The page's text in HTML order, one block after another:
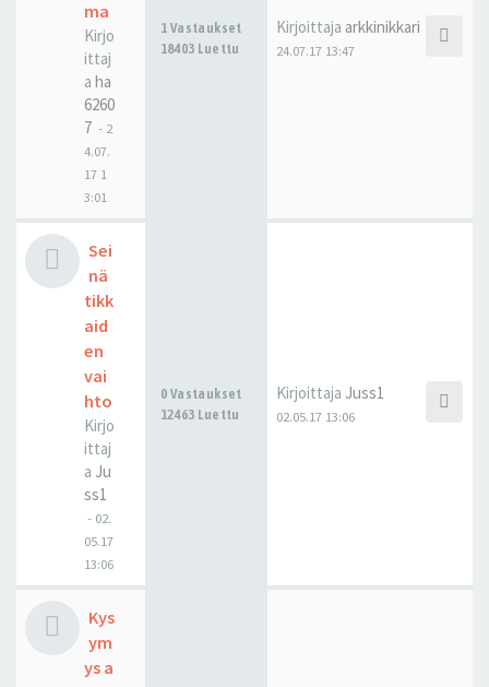
ma
Kirjo
ittaj
a ha
6260
7 - 2
4.07.
17 1
3:01
1 Vastaukset
18403 Luettu
Kirjoittaja arkkinikkari
24.07.17 13:47
Sei
nä
tikk
aid
en
vai
hto
Kirjo
ittaj
a Ju
ss1
- 02.
05.17
13:06
0 Vastaukset
12463 Luettu
Kirjoittaja Juss1
02.05.17 13:06
Kys
ym
ys a